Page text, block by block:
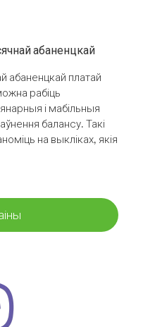
абаненцкай
платай
рабіць
і мабільныя
балансу. Такі
на выкліках, якія